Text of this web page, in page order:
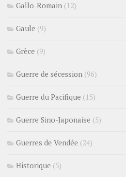
Gallo-Romain (12)
Gaule (9)
Grèce (9)
Guerre de sécession (96)
Guerre du Pacifique (15)
Guerre Sino-Japonaise (5)
Guerres de Vendée (24)
Historique (5)